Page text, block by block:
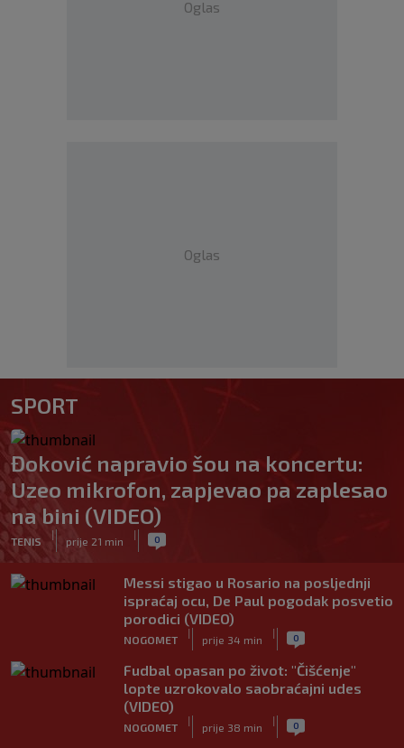
Oglas
Oglas
SPORT
Đoković napravio šou na koncertu:
Uzeo mikrofon, zapjevao pa zaplesao
na bini (VIDEO)
TENIS
|
prije 21 min
| 0
Messi stigao u Rosario na posljednji
ispraćaj ocu, De Paul pogodak posvetio
porodici (VIDEO)
NOGOMET
|
prije 34 min
| 0
Fudbal opasan po život: "Čišćenje"
lopte uzrokovalo saobraćajni udes
(VIDEO)
NOGOMET
|
prije 38 min
| 0